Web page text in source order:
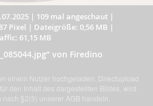
| 109 mal angeschaut |
Pixel | Dateigröße: 0,56 MB |
61,15 MB
von Firedino
einem Nutzer hochgeladen. Directupload
den Inhalt des dargestellten Bildes, wird
§2(3) unserer AGB handeln.